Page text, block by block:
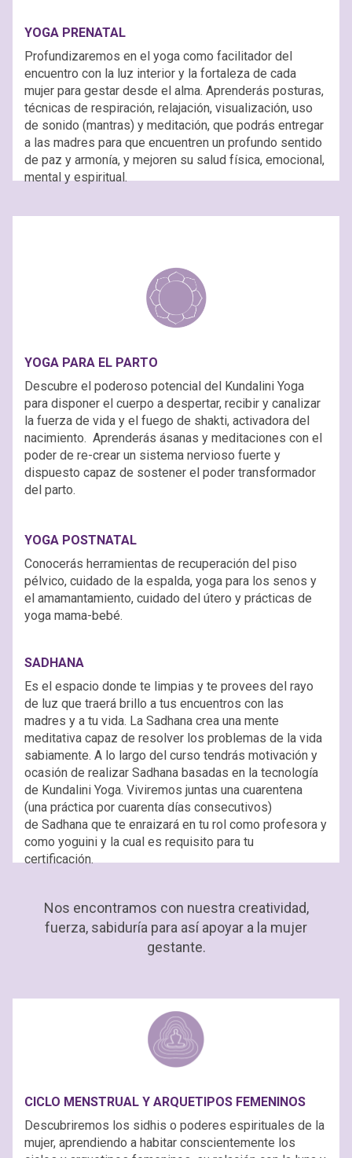
YOGA PRENATAL
Profundizaremos en el yoga como facilitador del
encuentro con la luz interior y la fortaleza de cada
mujer para gestar desde el alma. Aprenderás posturas,
técnicas de respiración, relajación, visualización, uso
de sonido (mantras) y meditación, que podrás entregar
a las madres para que encuentren un profundo sentido
de paz y armonía, y mejoren su salud física, emocional,
mental y espiritual.
YOGA PARA EL PARTO
Descubre el poderoso potencial del Kundalini Yoga
para disponer el cuerpo a despertar, recibir y canalizar
la fuerza de vida y el fuego de shakti, activadora del
nacimiento. Aprenderás ásanas y meditaciones con el
poder de re-crear un sistema nervioso fuerte y
dispuesto capaz de sostener el poder transformador
del parto.
YOGA POSTNATAL
Conocerás herramientas de recuperación del piso
pélvico, cuidado de la espalda, yoga para los senos y
el amamantamiento, cuidado del útero y prácticas de
yoga mama-bebé.
SADHANA
Es el espacio donde te limpias y te provees del rayo
de luz que traerá brillo a tus encuentros con las
madres y a tu vida. La Sadhana crea una mente
meditativa capaz de resolver los problemas de la vida
sabiamente. A lo largo del curso tendrás motivación y
ocasión de realizar Sadhana basadas en la tecnología
de Kundalini Yoga. Viviremos juntas una cuarentena
(una práctica por cuarenta días consecutivos)
de Sadhana que te enraizará en tu rol como profesora y
como yoguini y la cual es requisito para tu
certificación.
Nos encontramos con nuestra creatividad,
fuerza, sabiduría para así apoyar a la mujer
gestante.
CICLO MENSTRUAL Y ARQUETIPOS FEMENINOS
Descubriremos los sidhis o poderes espirituales de la
mujer, aprendiendo a habitar conscientemente los